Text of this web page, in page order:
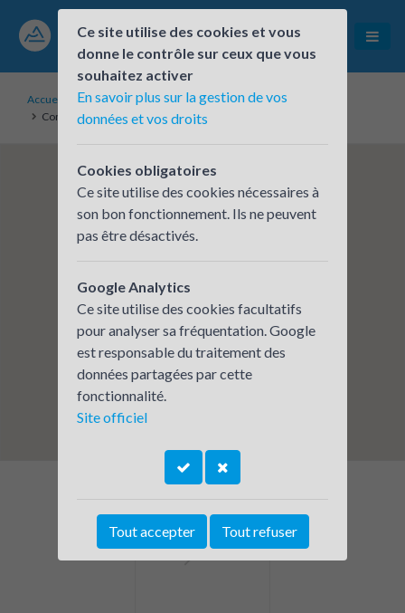
Accueil
Établissements inscrits
Communauté de Communes Val de Saône Centre
Ce site utilise des cookies et vous
donne le contrôle sur ceux que vous
souhaitez activer
En savoir plus sur la gestion de vos
données et vos droits
Cookies obligatoires
Ce site utilise des cookies nécessaires à
son bon fonctionnement. Ils ne peuvent
pas être désactivés.
Google Analytics
Ce site utilise des cookies facultatifs
pour analyser sa fréquentation. Google
est responsable du traitement des
données partagées par cette
fonctionnalité.
Site officiel
Tout accepter Tout refuser